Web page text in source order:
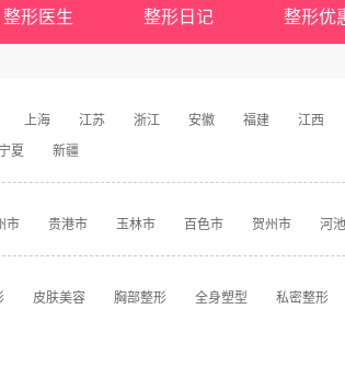
整形医生 整形日记 整形优
上海 江苏 浙江 安徽 福建 江西
宁夏 新疆
市 贵港市 玉林市 百色市 贺州市 河
皮肤美容 胸部整形 全身塑型 私密整形